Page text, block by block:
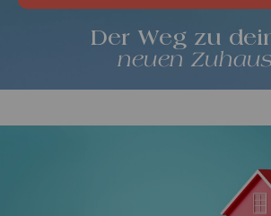
Der Weg zu
neuen